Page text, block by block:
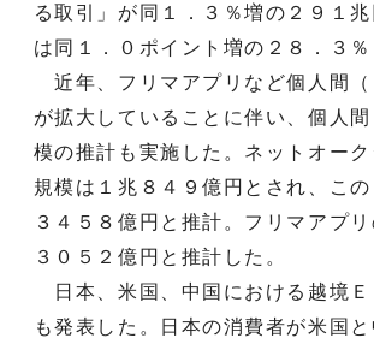
る取引」が同１．３％増の２９１
は同１．０ポイント増の２８．３％
近年、フリマアプリなど個人間（
が拡大していることに伴い、個人
模の推計も実施した。ネットオー
規模は１兆８４９億円とされ、こ
３４５８億円と推計。フリマアプ
３０５２億円と推計した。
日本、米国、中国における越境Ｅ
も発表した。日本の消費者が米国